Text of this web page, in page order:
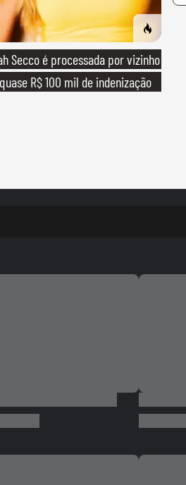
Secco é processada por vizinho
R$ 100 mil de indenização